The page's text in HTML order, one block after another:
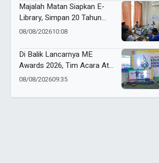
Majalah Matan Siapkan E-
Library, Simpan 20 Tahun
Jejak Muhammadiyah
08/08/202610:08
Di Balik Lancarnya ME
Awards 2026, Tim Acara Atur
Sirkulasi Ribuan Peserta
08/08/202609:35